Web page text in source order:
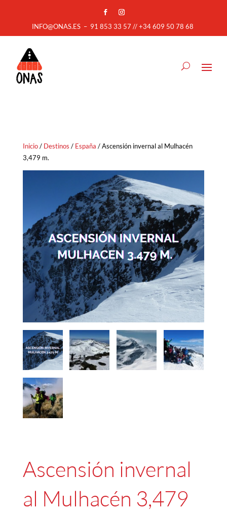
INFO@ONAS.ES – 91 853 33 57 // +34 609 50 78 68
Inicio/ Destinos / España / Ascensión invernal al Mulhacén
3,479 m.
Ascensión invernal
al Mulhacén 3,479